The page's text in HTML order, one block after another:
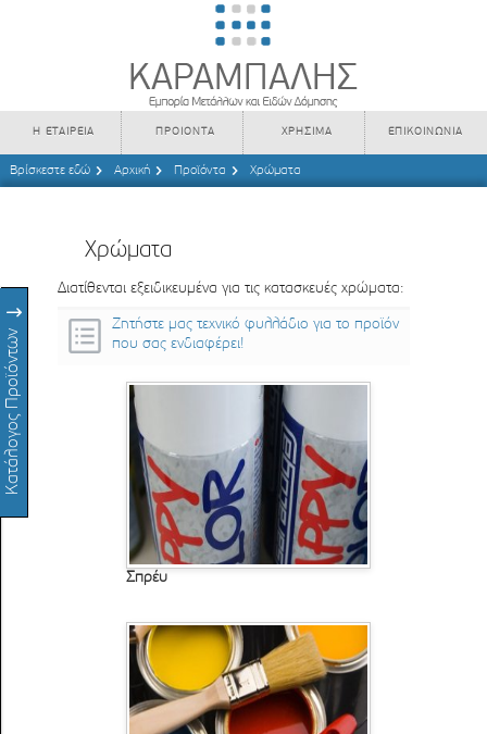
Η ΕΤΑΙΡΕΙΑ ΠΡΟΙΟΝΤΑ ΧΡΗΣΙΜΑ ΕΠΙΚΟΙΝΩΝΙΑ
Βρίσκεστε εδώ Αρχική Προϊόντα Χρώματα
Κατάλογος Προϊόντων
Χρώματα
Διατίθενται εξειδικευμένα για τις κατασκευές χρώματα:
Ζητήστε μας τεχνικό φυλλάδιο για το προϊόν
που σας ενδιαφέρει!
Σπρέυ